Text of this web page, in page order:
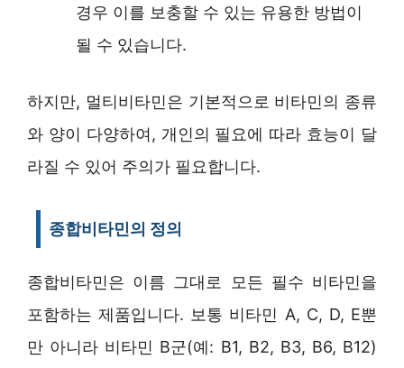
경우 이를 보충할 수 있는 유용한 방법이
될 수 있습니다.
하지만, 멀티비타민은 기본적으로 비타민의 종류
와 양이 다양하여, 개인의 필요에 따라 효능이 달
라질 수 있어 주의가 필요합니다.
종합비타민의 정의
종합비타민은 이름 그대로 모든 필수 비타민을
포함하는 제품입니다. 보통 비타민 A, C, D, E뿐
만 아니라 비타민 B군(예: B1, B2, B3, B6, B12)